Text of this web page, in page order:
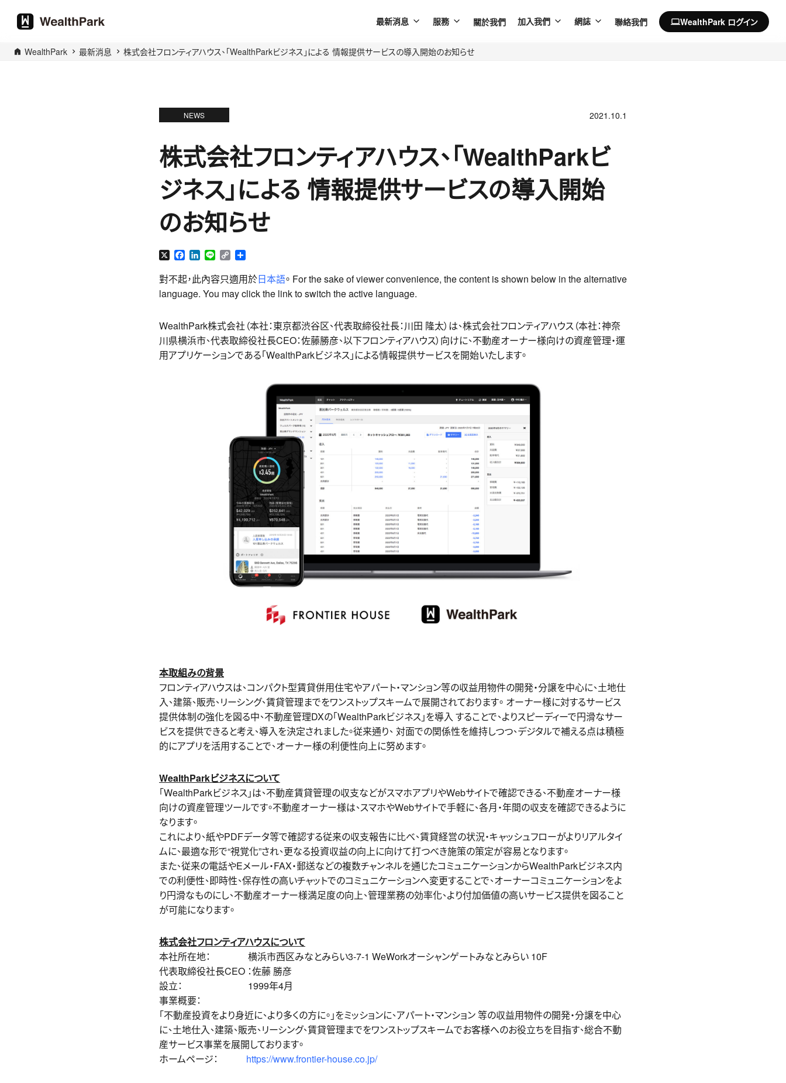
最新消息 服務 關於我們 加入我們 網誌 聯絡我們 computerWealthPark ログイン
WealthPark 最新消息 株式会社フロンティアハウス、「WealthParkビジネス」による 情報提供サービスの導入開始のお知らせ
NEWS 2021.10.1
株式会社フロンティアハウス、「WealthParkビ
ジネス」による 情報提供サービスの導入開始
のお知らせ
X Facebook
LinkedIn
Line Copy
對不起，此內容只適用於日本語。 For the sake of viewer convenience, the content is shown below in the alternative
language. You may click the link to switch the active language.
WealthPark株式会社（本社：東京都渋谷区、代表取締役社長：川田 隆太）は、株式会社フロンティアハウス（本社：神奈
川県横浜市、代表取締役社⻑CEO：佐藤勝彦、以下フロンティアハウス）向けに、不動産オーナー様向けの資産管理・運
用アプリケーションである「WealthParkビジネス」による情報提供サービスを開始いたします。
本取組みの背景
フロンティアハウスは、コンパクト型賃貸併⽤住宅やアパート・マンション等の収益⽤物件の開発・分譲を中⼼に、⼟地仕
⼊、建築、販売、リーシング、賃貸管理までをワンストップスキームで展開されております。 オーナー様に対するサービス
提供体制の強化を図る中、不動産管理DXの「WealthParkビジネス」を導⼊ することで、よりスピーディーで円滑なサー
ビスを提供できると考え、導⼊を決定されました。従来通り、 対⾯での関係性を維持しつつ、デジタルで補える点は積極
的にアプリを活⽤することで、オーナー様の利便性向上に努めます。
WealthParkビジネスについて
「WealthParkビジネス」は、不動産賃貸管理の収支などがスマホアプリやWebサイトで確認できる、不動産オーナー様
向けの資産管理ツールです。不動産オーナー様は、スマホやWebサイトで手軽に、各月・年間の収支を確認できるように
なります。
これにより、紙やPDFデータ等で確認する従来の収支報告に比べ、賃貸経営の状況・キャッシュフローがよりリアルタイ
ムに、最適な形で“視覚化”され、更なる投資収益の向上に向けて打つべき施策の策定が容易となります。
また、従来の電話やEメール・FAX・郵送などの複数チャンネルを通じたコミュニケーションからWealthParkビジネス内
での利便性、即時性、保存性の高いチャットでのコミュニケーションへ変更することで、オーナーコミュニケーションをよ
り円滑なものにし、不動産オーナー様満足度の向上、管理業務の効率化、より付加価値の高いサービス提供を図ること
が可能になります。
株式会社フロンティアハウスについて
本社所在地： 横浜市⻄区みなとみらい3-7-1 WeWorkオーシャンゲートみなとみらい 10F
代表取締役社長CEO ：佐藤 勝彦
設立： 1999年4月
事業概要：
「不動産投資をより⾝近に、より多くの⽅に。」をミッションに、アパート・マンション 等の収益⽤物件の開発・分譲を中⼼
に、⼟地仕⼊、建築、販売、リーシング、賃貸管理までをワンストップスキームでお客様へのお役⽴ちを⽬指す、総合不動
産サービス事業を展開しております。
ホームページ： https://www.frontier-house.co.jp/